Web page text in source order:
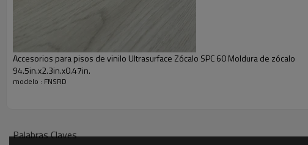
Accesorios para pisos de vinilo Ultrasurface Zócalo SPC 60 Moldura de zócalo
94.5in.x2.3in.x0.47in.
modelo : FNSRD
Palabras Claves